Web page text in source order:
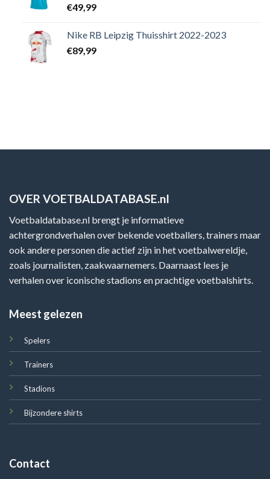
€49,99
Nike RB Leipzig Thuisshirt 2022-2023
€89,99
OVER VOETBALDATABASE.nl
Voetbaldatabase.nl brengt je informatieve
achtergrondverhalen over bekende voetballers, trainers maar
ook andere personen die actief zijn in het voetbalwereldje,
zoals journalisten, zaakwaarnemers. Daarnaast lees je
verhalen over iconische stadions en prachtige voetbalshirts.
Meest gelezen
Spelers
Trainers
Stadions
Bijzondere shirts
Contact